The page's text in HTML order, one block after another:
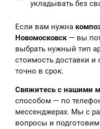
укладывать без
Если вам нужна
Новомосковск— вы
выбрать нужный тип
стоимость доставки
точно в срок.
Свяжитесь с нашими
способом — по
мессенджерах. Мы с
вопросы и